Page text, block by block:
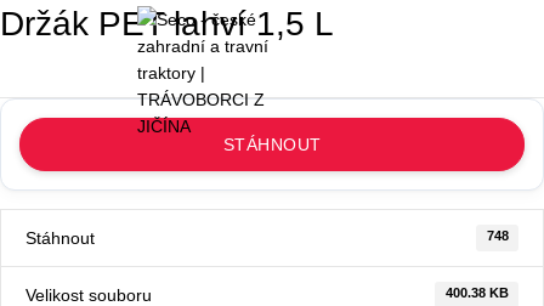
Držák PET lahví 1,5 L
STÁHNOUT
Stáhnout 748
Velikost souboru 400.38 KB